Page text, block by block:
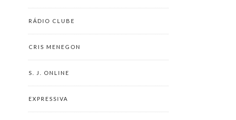
RÁDIO CLUBE
CRIS MENEGON
S. J. ONLINE
EXPRESSIVA